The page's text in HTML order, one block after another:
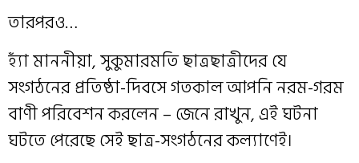
তারপরও…
হ্যাঁ মাননীয়া, সুকুমারমতি ছাত্রছাত্রীদের যে
সংগঠনের প্রতিষ্ঠা-দিবসে গতকাল আপনি নরম-গরম
বাণী পরিবেশন করলেন – জেনে রাখুন, এই ঘটনা
ঘটতে পেরেছে সেই ছাত্র-সংগঠনের কল্যাণেই।